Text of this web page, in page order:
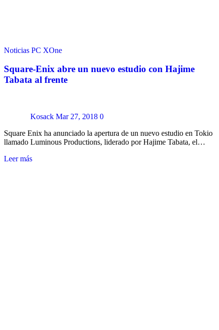
Noticias PC XOne
Square-Enix abre un nuevo estudio con Hajime
Tabata al frente
Kosack Mar 27, 2018 0
Square Enix ha anunciado la apertura de un nuevo estudio en Tokio
llamado Luminous Productions, liderado por Hajime Tabata, el…
Leer más